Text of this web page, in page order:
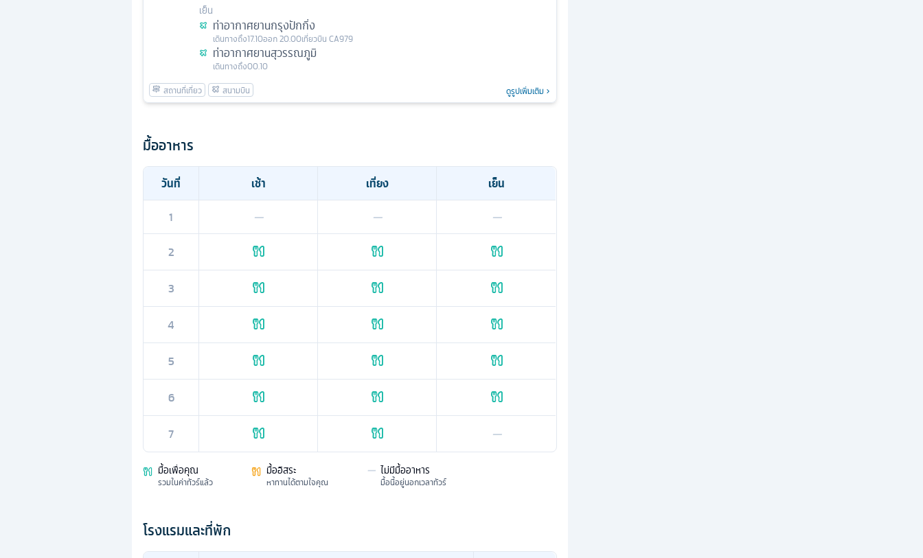
เย็น
ท่าอากาศยานกรุงปักกิ่ง
เดินทางถึง17.10ออก20.00เที่ยวบิน CA979
ท่าอากาศยานสุวรรณภูมิ
เดินทางถึง00.10
ดูรูปเพิ่มเติม
มื้ออาหาร
วันที่ เช้า เที่ยง
เย็น
1
— —
—
2
3
4
5
6
7 —
มื้อเพื่อคุณ
รวมในค่าทัวร์แล้ว
มื้ออิสระ
หาทานได้ตามใจคุณ
— ไม่มีมื้ออาหาร
มื้อนี้อยู่นอกเวลาทัวร์
โรงแรมและที่พัก